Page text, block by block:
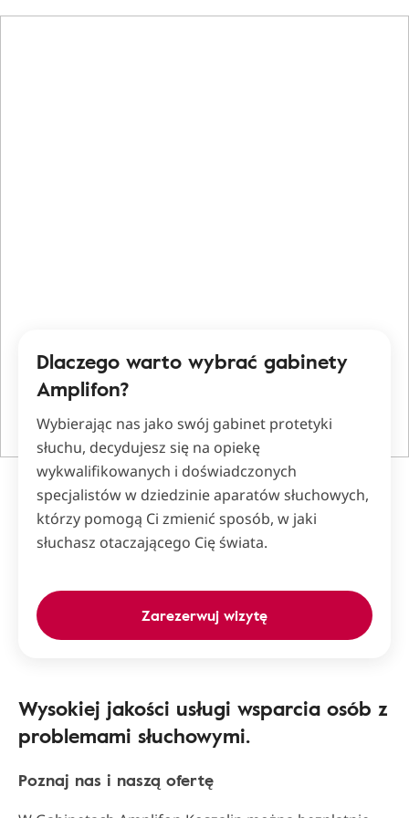
Dlaczego warto wybrać gabinety
Amplifon?
Wybierając nas jako swój gabinet protetyki
słuchu, decydujesz się na opiekę
wykwalifikowanych i doświadczonych
specjalistów w dziedzinie aparatów słuchowych,
którzy pomogą Ci zmienić sposób, w jaki
słuchasz otaczającego Cię świata.
Zarezerwuj wizytę
Wysokiej jakości usługi wsparcia osób z
problemami słuchowymi.
Poznaj nas i naszą ofertę